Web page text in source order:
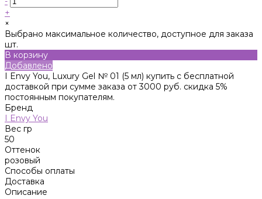
+
×
Выбрано максимальное количество, доступное для заказа
шт.
В корзину
Добавлено
I Envy You, Luxury Gel № 01 (5 мл) купить с бесплатной
доставкой при сумме заказа от 3000 руб. скидка 5%
постоянным покупателям.
Бренд
I Envy You
Вес гр
50
Оттенок
розовый
Способы оплаты
Доставка
Описание